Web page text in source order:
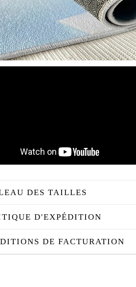
DES TAILLES
D'EXPÉDITION
DE FACTURATION